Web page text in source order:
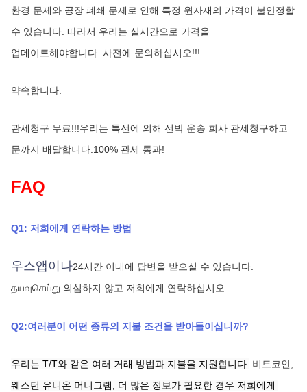
환경 문제와 공장 폐쇄 문제로 인해 특정 원자재의 가격이 불안정할
수 있습니다. 따라서 우리는 실시간으로 가격을
업데이트해야합니다. 사전에 문의하십시오!!!
약속합니다.
관세청구 무료!!!우리는 특선에 의해 선박 운송 회사 관세청구하고
문까지 배달합니다.100% 관세 통과!
FAQ
Q1: 저희에게 연락하는 방법
우스앱이나24시간 이내에 답변을 받으실 수 있습니다.
தயவுசெய்து 의심하지 않고 저희에게 연락하십시오.
Q2:여러분이 어떤 종류의 지불 조건을 받아들이십니까?
우리는 T/T와 같은 여러 거래 방법과 지불을 지원합니다. 비트코인,
웨스턴 유니온 머니그램,
더 많은 정보가 필요한 경우 저희에게